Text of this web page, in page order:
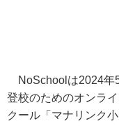
NoSchoolは2024年
登校のためのオンラ
クール「マナリンク